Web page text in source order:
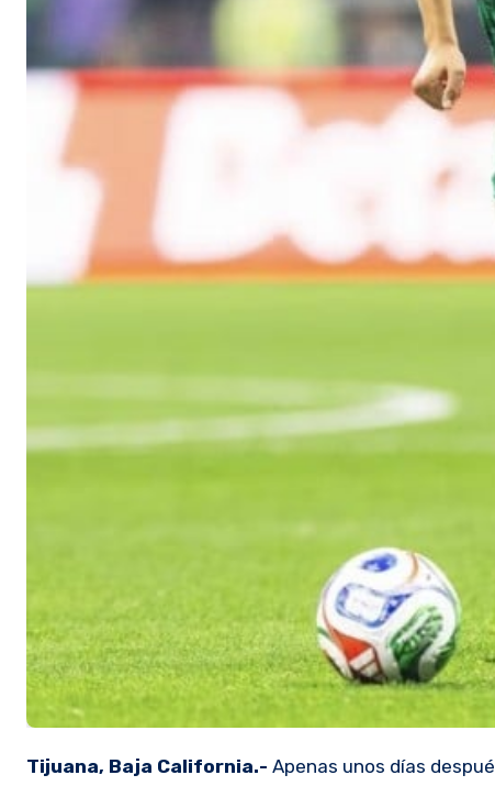
Tijuana, Baja California.- Apenas unos días